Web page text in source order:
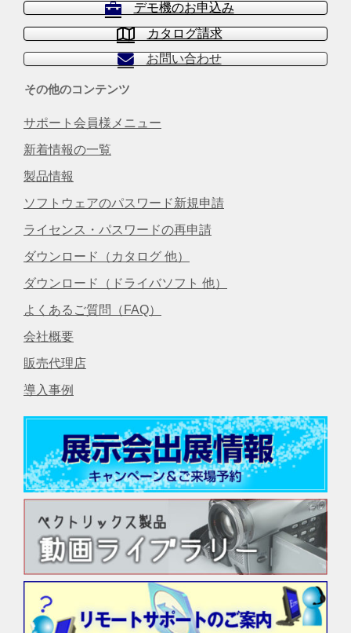
デモ機のお申込み
カタログ請求
お問い合わせ
その他のコンテンツ
サポート会員様メニュー
新着情報の一覧
製品情報
ソフトウェアのパスワード新規申請
ライセンス・パスワードの再申請
ダウンロード（カタログ 他）
ダウンロード（ドライバソフト 他）
よくあるご質問（FAQ）
会社概要
販売代理店
導入事例